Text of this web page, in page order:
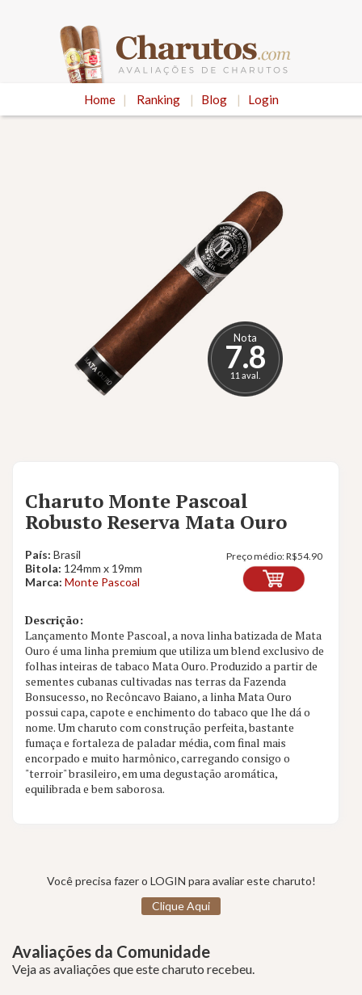
Home | Ranking | Blog | Login
Nota
7.8
11 aval.
Charuto Monte Pascoal
Robusto Reserva Mata Ouro
País: Brasil
Bitola: 124mm x 19mm
Marca: Monte Pascoal
Preço médio:R$54.90
Descrição:
Lançamento Monte Pascoal, a nova linha batizada de Mata
Ouro é uma linha premium que utiliza um blend exclusivo de
folhas inteiras de tabaco Mata Ouro. Produzido a partir de
sementes cubanas cultivadas nas terras da Fazenda
Bonsucesso, no Recôncavo Baiano, a linha Mata Ouro
possui capa, capote e enchimento do tabaco que lhe dá o
nome. Um charuto com construção perfeita, bastante
fumaça e fortaleza de paladar média, com final mais
encorpado e muito harmônico, carregando consigo o
"terroir" brasileiro, em uma degustação aromática,
equilibrada e bem saborosa.
Você precisa fazer o LOGIN para avaliar este charuto!
Clique Aqui
Avaliações da Comunidade
Veja as avaliações que este charuto recebeu.